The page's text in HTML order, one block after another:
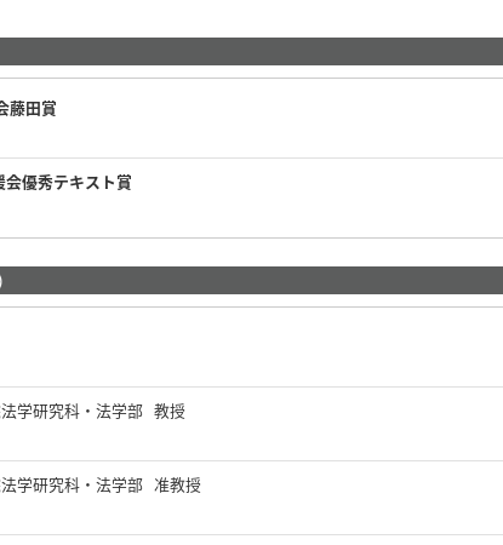
藤田賞
優秀テキスト賞
学研究科・法学部 教授
学研究科・法学部 准教授